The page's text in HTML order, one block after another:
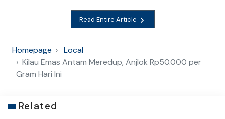
Read Entire Article
Homepage
Local
Kilau Emas Antam Meredup, Anjlok Rp50.000 per
Gram Hari Ini
Related